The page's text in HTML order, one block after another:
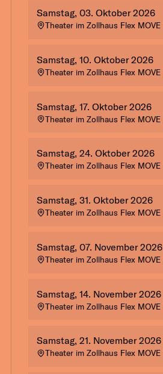
Samstag, 03. Oktober 2026
Theater im Zollhaus Flex MOVE
Samstag, 10. Oktober 2026
Theater im Zollhaus Flex MOVE
Samstag, 17. Oktober 2026
Theater im Zollhaus Flex MOVE
Samstag, 24. Oktober 2026
Theater im Zollhaus Flex MOVE
Samstag, 31. Oktober 2026
Theater im Zollhaus Flex MOVE
Samstag, 07. November 2026
Theater im Zollhaus Flex MOVE
Samstag, 14. November 2026
Theater im Zollhaus Flex MOVE
Samstag, 21. November 2026
Theater im Zollhaus Flex MOVE